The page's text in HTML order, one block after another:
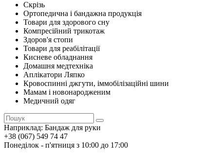
Скрізь
Ортопедична і бандажна продукція
Товари для здорового сну
Компресійний трикотаж
Здоров'я стопи
Товари для реабілітації
Кисневе обладнання
Домашня медтехніка
Аплікатори Ляпко
Кровоспинні джгути, іммобілізаційні шини
Мамам і новонародженим
Медичний одяг
Наприклад: Бандаж для руки
+38 (067) 549 74 47
Понеділок - п'ятниця з 10:00 до 17:00